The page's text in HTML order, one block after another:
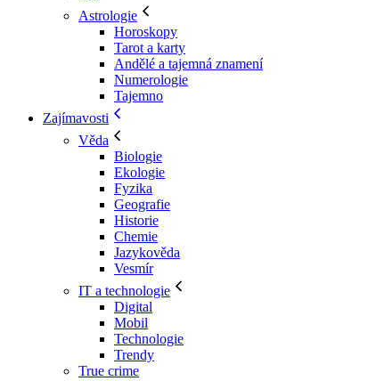
Astrologie
Horoskopy
Tarot a karty
Andělé a tajemná znamení
Numerologie
Tajemno
Zajímavosti
Věda
Biologie
Ekologie
Fyzika
Geografie
Historie
Chemie
Jazykověda
Vesmír
IT a technologie
Digital
Mobil
Technologie
Trendy
True crime